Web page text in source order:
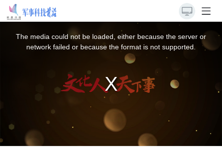
The media could not be loaded, either because the server or
network failed or because the format is not supported.